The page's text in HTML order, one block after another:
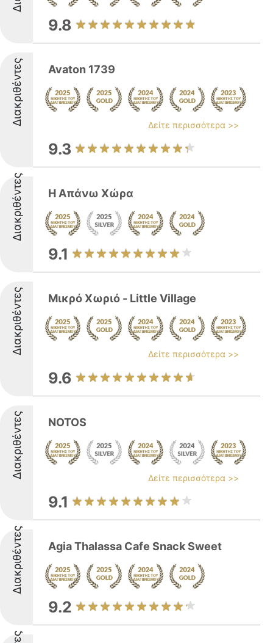
9.8
Διακριθέντες Avaton 1739
Δείτε περισσότερα >>
9.3
Διακριθέντες Η Απάνω Χώρα
9.1
Διακριθέντες Μικρό Χωριό - Little Village
Δείτε περισσότερα >>
9.6
Διακριθέντες NOTOS
Δείτε περισσότερα >>
9.1
Διακριθέντες Agia Thalassa Cafe Snack Sweet
9.2